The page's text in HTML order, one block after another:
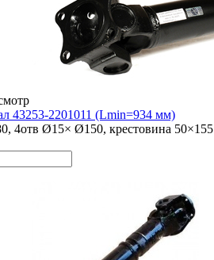
43253-2201011 (Lmin=934 мм)
4отв Ø15× Ø150, крестовина 50×155